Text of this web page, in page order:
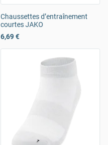
Chaussettes d’entraînement
courtes JAKO
6,69 €